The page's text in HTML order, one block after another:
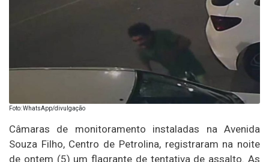
Foto: WhatsApp/divulgação
Câmaras de monitoramento instaladas na Avenida
Souza Filho, Centro de Petrolina, registraram na noite
de ontem (5) um flagrante de tentativa de assalto. As